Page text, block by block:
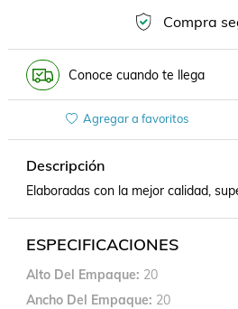
Compra
Conoce cuando te llega
Agregar a favoritos
Descripción
Elaboradas con la mejor calidad,
ESPECIFICACIONES
Alto Del Empaque 20
Ancho Del Empaque 20